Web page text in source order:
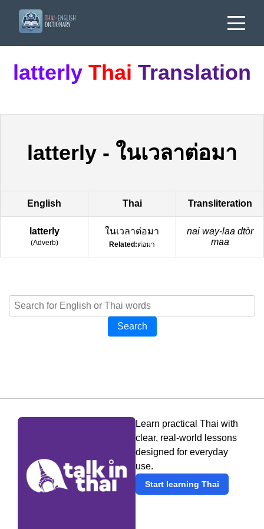
latterly Thai Translation
latterly - ในเวลาต่อมา
English Thai Transliteration
latterly
(Adverb)
ในเวลาต่อมา
Related:ต่อมา
nai way-laa dtòr
maa
Search
Learn practical Thai with
clear, real-world lessons
designed for everyday
use.
Start learning Thai